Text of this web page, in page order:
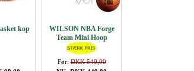
kop
WILSON NBA Forge
Team Mini Hoop
Før:DKK 549,00